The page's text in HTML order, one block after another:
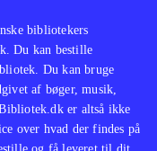
bibliotekers
Du kan bestille
Du kan bruge
af bøger, musik,
er altså ikke
over hvad der findes på